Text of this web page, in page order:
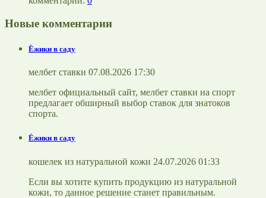
Новые комментарии
Ёжики в саду
мелбет ставки 07.08.2026 17:30
мелбет официальный сайт, мелбет ставки на спорт
предлагает обширный выбор ставок для знатоков
спорта.
Ёжики в саду
кошелек из натуральной кожи 24.07.2026 01:33
Если вы хотите купить продукцию из натуральной
кожи, то данное решение станет правильным.